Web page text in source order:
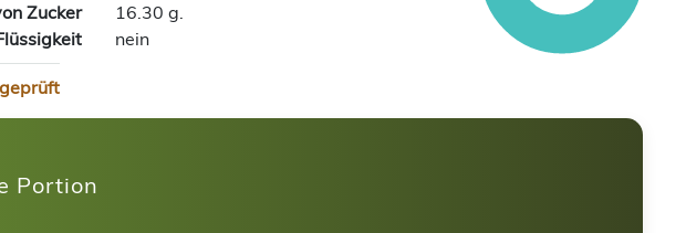
Zucker
16.30 g.
nein
Portion